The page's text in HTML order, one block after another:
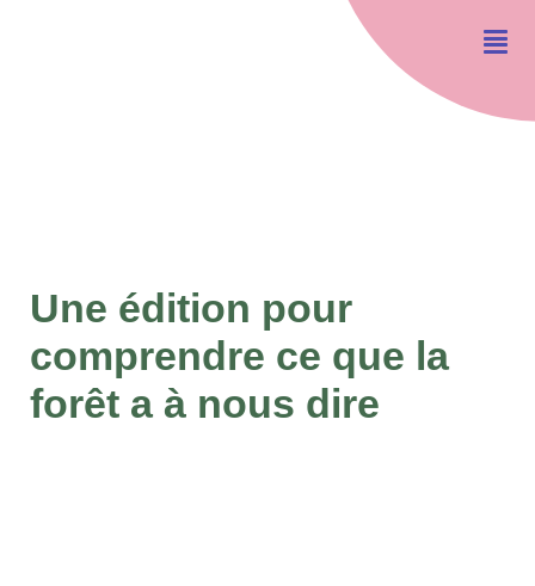
Une édition pour
comprendre ce que la
forêt a à nous dire